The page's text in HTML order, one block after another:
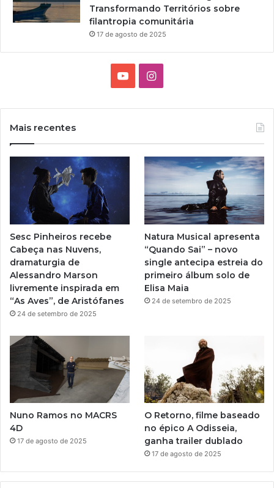
Transformando Territórios sobre
filantropia comunitária
17 de agosto de 2025
e
I
g
r
a
m
Mais recentes
Sesc Pinheiros recebe
Cabeça nas Nuvens,
dramaturgia de
Alessandro Marson
livremente inspirada em
“As Aves”, de Aristófanes
24 de setembro de 2025
Natura Musical apresenta
“Quando Sai” – novo
single antecipa estreia do
primeiro álbum solo de
Elisa Maia
24 de setembro de 2025
Nuno Ramos no MACRS
4D
17 de agosto de 2025
O Retorno, filme baseado
no épico A Odisseia,
ganha trailer dublado
17 de agosto de 2025